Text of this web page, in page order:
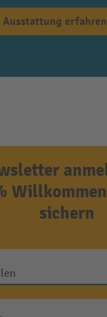
Ausstattung erfahren
sichern